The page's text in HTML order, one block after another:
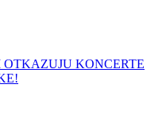
KONCERTE